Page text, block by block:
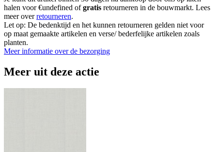
halen voor €undefined ofgratis retourneren in de bouwmarkt. Lees
meer overretourneren.
Let op: De bedenktijd en het kunnen retourneren gelden niet voor
op maat gemaakte artikelen en verse/ bederfelijke artikelen zoals
planten.
Meer informatie over de bezorging
Meer uit deze actie